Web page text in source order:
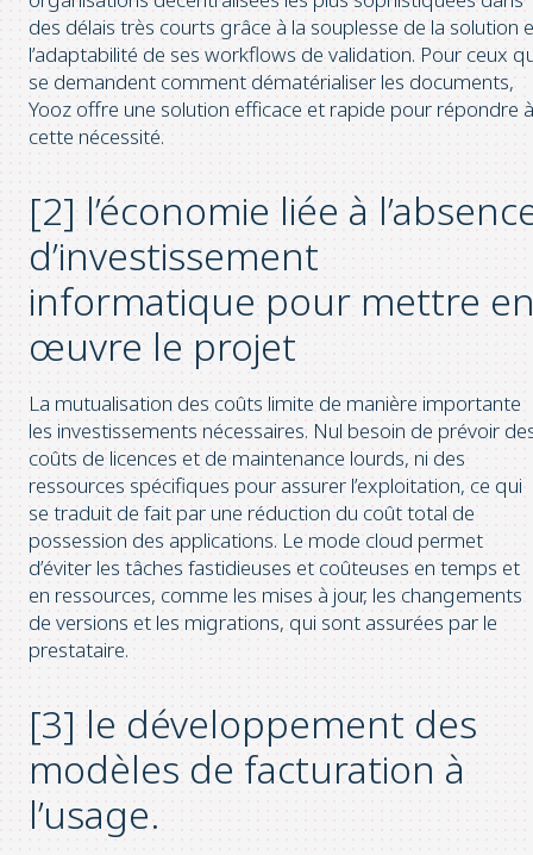
des délais très courts grâce à la souplesse de la solution
l’adaptabilité de ses workflows de validation. Pour ceux
se demandent comment dématérialiser les documents,
Yooz offre une solution efficace et rapide pour répondre à
cette nécessité.
[2] l’économie liée à
d’investissement
informatique pour mettre
œuvre le projet
La mutualisation des coûts limite de manière importante
les investissements nécessaires. Nul besoin de prévoir
coûts de licences et de maintenance lourds, ni des
ressources spécifiques pour assurer l’exploitation, ce qui
se traduit de fait par une réduction du coût total de
possession des applications. Le mode cloud permet
d’éviter les tâches fastidieuses et coûteuses en temps et
en ressources, comme les mises à jour, les changements
de versions et les migrations, qui sont assurées par le
prestataire.
[3] le développement des
modèles de facturation à
l’usage.